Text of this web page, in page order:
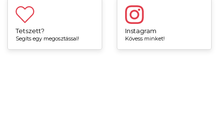
Tetszett?
Segíts egy megosztással!
Instagram
Kövess minket!